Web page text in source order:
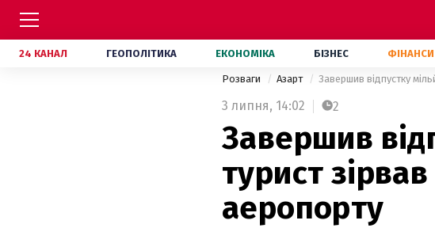
24 КАНАЛ ГЕОПОЛІТИКА ЕКОНОМІКА БІЗНЕС ФІНАНСИ
Розваги Азарт Завершив відпустку
3 липня, 14:02 2
Завершив
турист
аеропорту